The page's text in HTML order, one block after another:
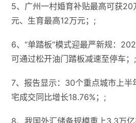
5、广州一村婚育补贴最高可获20
元、生育最高12万元；;
6、“单踏板”模式迎最严新规：
可通过松开油门踏板减速至停车；;
7、报告显示：30个重点城市上半
宅成交同比增长18.76%；;